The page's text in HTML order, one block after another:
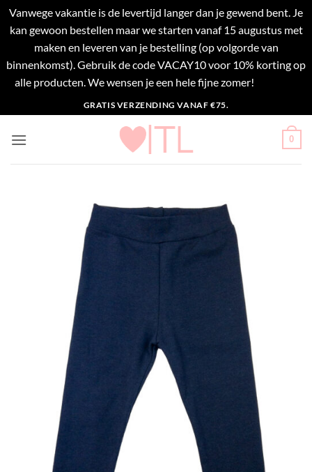
Vanwege vakantie is de levertijd langer dan je gewend bent. Je
kan gewoon bestellen maar we starten vanaf 15 augustus met
maken en leveren van je bestelling (op volgorde van
binnenkomst). Gebruik de code VACAY10 voor 10% korting op
alle producten. We wensen je een hele fijne zomer!
naar
inhoud
GRATIS VERZENDING VANAF €75.
0